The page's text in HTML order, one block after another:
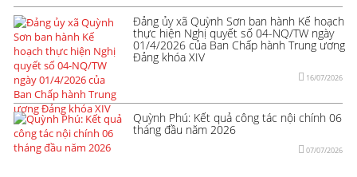
Đảng ủy xã Quỳnh Sơn ban hành Kế hoạch
thực hiện Nghị quyết số 04-NQ/TW ngày
01/4/2026 của Ban Chấp hành Trung ương
Đảng khóa XIV
16/07/2026
Quỳnh Phú: Kết quả công tác nội chính 06
tháng đầu năm 2026
07/07/2026